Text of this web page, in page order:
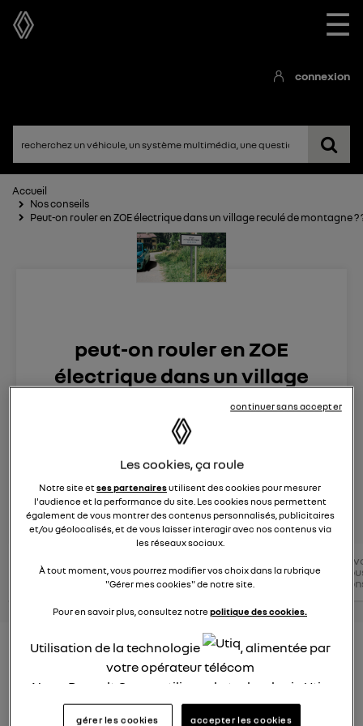
☰
connexion
Accueil
Nos conseils
Peut-on rouler en ZOE électrique dans un village reculé de montagne ?
peut-on rouler en ZOE
électrique dans un village
reculé de montagne ? ?
21 décembre 2022
Zoe E-Tech électrique
posez une question
Zoe E-
Tech
électriques
RENAULT
Conseils
électriques
conseils
Renault
Peut-on rouler en ZOE électrique
dans un village reculé de
montagne ?
Les cookies, ça roule
Notre site etses partenairesutilisent des cookies pour mesurer
l'audience et la performance du site. Les cookies nous permettent
également de vous montrer des contenus personnalisés, publicitaires
et/ou géolocalisés, et de vous laisser interagir avec nos contenus via
les réseaux sociaux.
À tout moment, vous pourrez modifier vos choix dans la rubrique
"Gérer mes cookies" de notre site.
Pour en savoir plus, consultez notrepolitique des cookies.
Utilisation de la technologie
, alimentée par
votre opérateur télécom
Nous, Renault Group, utilisons la technologie Utiq
pour nos activités digitales (telles que décrites
gérer les cookies accepter les cookies
continuer sans accepter